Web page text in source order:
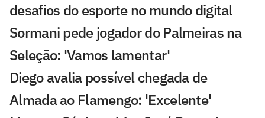
desafios do esporte no mundo digital
Sormani pede jogador do Palmeiras na
Seleção: 'Vamos lamentar'
Diego avalia possível chegada de
Almada ao Flamengo: 'Excelente'